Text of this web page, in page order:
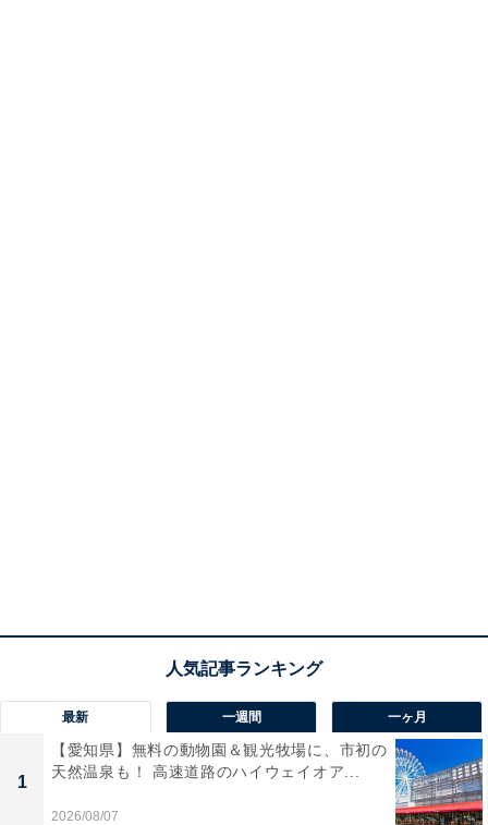
最新 一週間 一ヶ月
1
【愛知県】無料の動物園＆観光牧場に、市初の
天然温泉も！ 高速道路のハイウェイオア...
2026/08/07